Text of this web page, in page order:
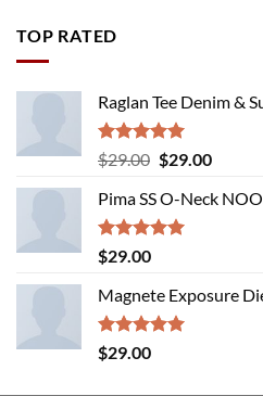
TOP RATED
Raglan Tee Denim &
Rated5.00
out of 5
$29.00 Original
was:
$29.00.
$29.00Current
is:
Pima SS O-Neck
Rated5.00
out of 5
$29.00
Magnete Exposure
Rated5.00
out of 5
$29.00